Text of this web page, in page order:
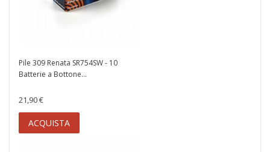
Pile 309 Renata SR754SW - 10
Batterie a Bottone...
21,90 €
ACQUISTA